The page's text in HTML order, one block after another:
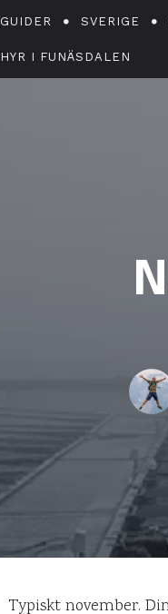
GUIDER SVERIGE
HYR I FUNÄSDALEN
Typiskt november.